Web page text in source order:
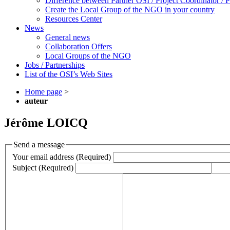
Create the Local Group of the NGO in your country
Resources Center
News
General news
Collaboration Offers
Local Groups of the NGO
Jobs / Partnerships
List of the OSI’s Web Sites
Home page >
auteur
Jérôme LOICQ
Send a message
Your email address (Required)
Subject (Required)